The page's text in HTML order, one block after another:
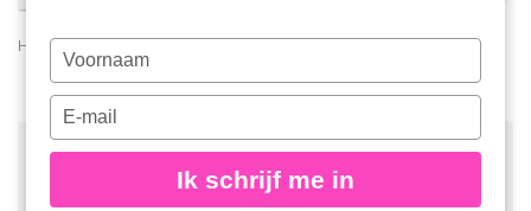
Home / Wat is Rubber Base Gel en hoe gebruik je het? / Blog
18
Typ
je
naam
Typ
je
e-
Ik schrijf me in